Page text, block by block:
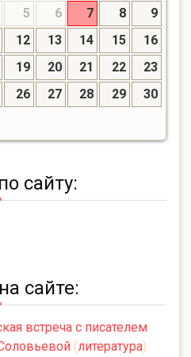
5 6 7 8
9
12 13 14 15
16
19 20 21 22
23
26 27 28 29
30
сайту:
сайте:
встреча с писателем
(литература)